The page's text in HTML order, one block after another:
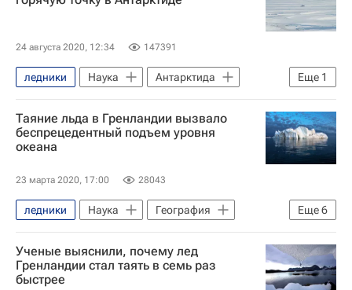
24 августа 2020, 12:34 147391
Еще 1
ледники Наука
Антарктида
Земля - РИА Наука
Таяние льда в Гренландии вызвало
беспрецедентный подъем уровня
океана
23 марта 2020, 17:00 28043
Еще6
ледники Наука
География
Гренландия
Антарктида
Лос-Анджелес
НАСА
Земля - РИА Наука
Ученые выяснили, почему лед
Гренландии стал таять в семь раз
быстрее